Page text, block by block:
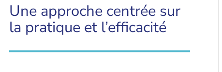
Une approche centrée sur
la pratique et l’efficacité